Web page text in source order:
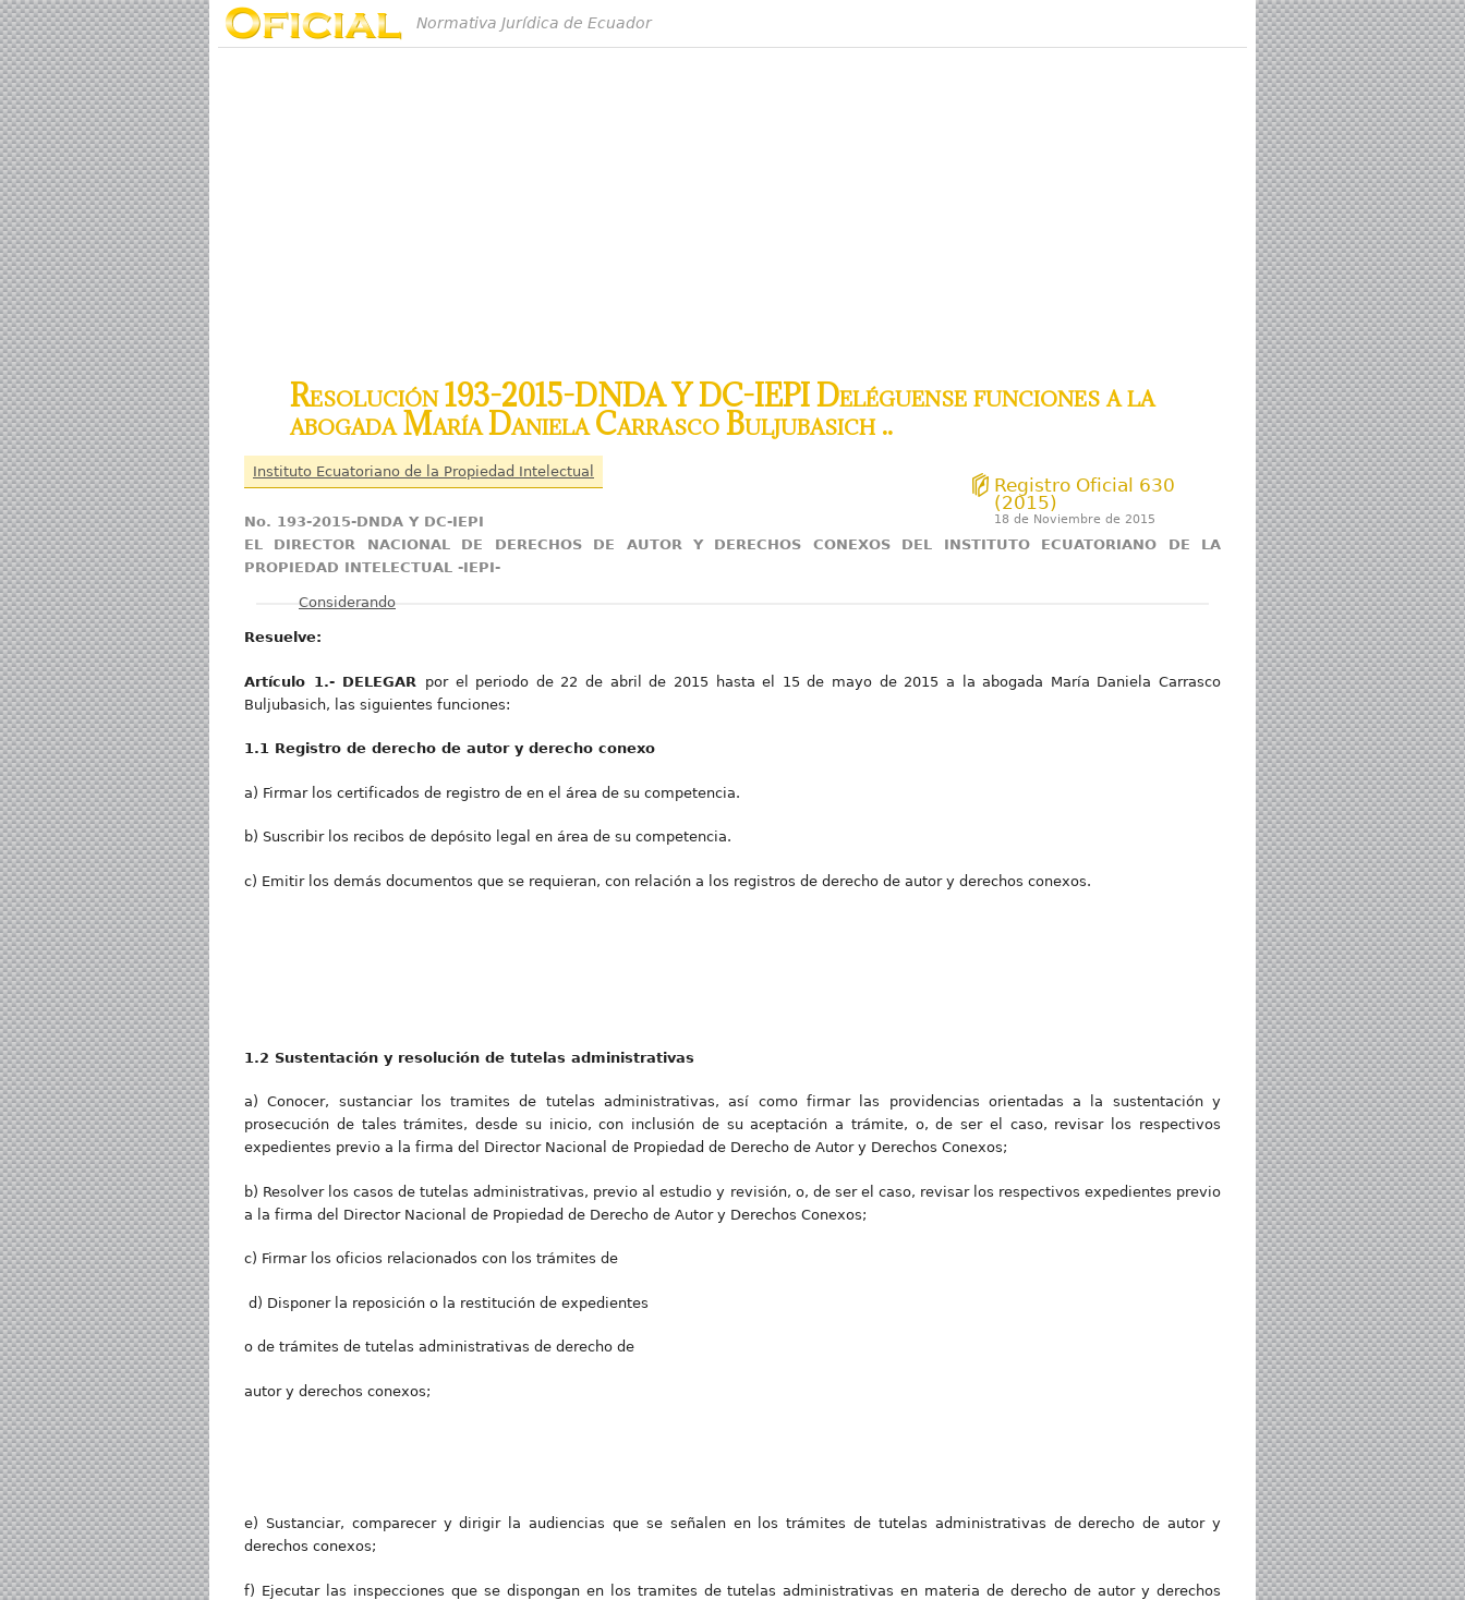
Normativa Jurídica de Ecuador
Resolución 193-2015-DNDA Y DC-IEPI Deléguense funciones a la
abogada María Daniela Carrasco Buljubasich ..
Instituto Ecuatoriano de la Propiedad Intelectual
Registro Oficial 630
(2015)
18 de Noviembre de 2015
No. 193-2015-DNDA Y DC-IEPI
EL DIRECTOR NACIONAL DE DERECHOS DE AUTOR Y DERECHOS CONEXOS DEL INSTITUTO ECUATORIANO DE LA
PROPIEDAD INTELECTUAL -IEPI-
Mostrar
Considerando
Resuelve:
Artículo 1.- DELEGAR por el periodo de 22 de abril de 2015 hasta el 15 de mayo de 2015 a la abogada María Daniela Carrasco
Buljubasich, las siguientes funciones:
1.1 Registro de derecho de autor y derecho conexo
a) Firmar los certificados de registro de en el área de su competencia.
b) Suscribir los recibos de depósito legal en área de su competencia.
c) Emitir los demás documentos que se requieran, con relación a los registros de derecho de autor y derechos conexos.
1.2 Sustentación y resolución de tutelas administrativas
a) Conocer, sustanciar los tramites de tutelas administrativas, así como firmar las providencias orientadas a la sustentación y
prosecución de tales trámites, desde su inicio, con inclusión de su aceptación a trámite, o, de ser el caso, revisar los respectivos
expedientes previo a la firma del Director Nacional de Propiedad de Derecho de Autor y Derechos Conexos;
b) Resolver los casos de tutelas administrativas, previo al estudio y revisión, o, de ser el caso, revisar los respectivos expedientes previo
a la firma del Director Nacional de Propiedad de Derecho de Autor y Derechos Conexos;
c) Firmar los oficios relacionados con los trámites de
d) Disponer la reposición o la restitución de expedientes
o de trámites de tutelas administrativas de derecho de
autor y derechos conexos;
e) Sustanciar, comparecer y dirigir la audiencias que se señalen en los trámites de tutelas administrativas de derecho de autor y
derechos conexos;
f) Ejecutar las inspecciones que se dispongan en los tramites de tutelas administrativas en materia de derecho de autor y derechos